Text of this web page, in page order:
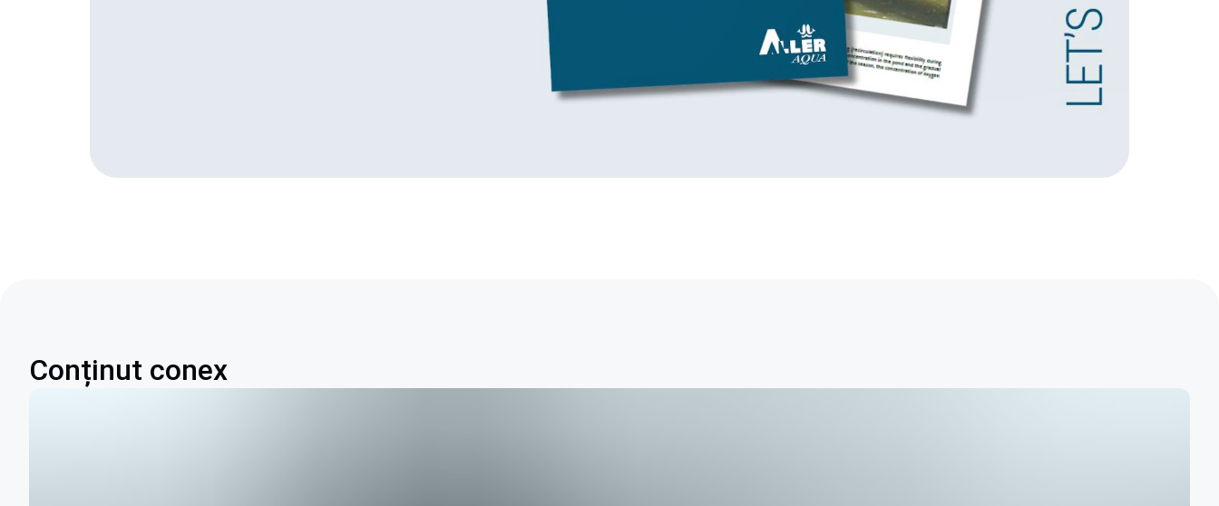
Conținut conex